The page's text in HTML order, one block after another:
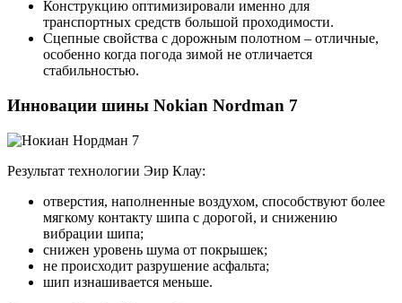
Конструкцию оптимизировали именно для
транспортных средств большой проходимости.
Сцепные свойства с дорожным полотном – отличные,
особенно когда погода зимой не отличается
стабильностью.
Инновации шины Nokian Nordman 7
Результат технологии Эир Клау:
отверстия, наполненные воздухом, способствуют более
мягкому контакту шипа с дорогой, и снижению
вибрации шипа;
снижен уровень шума от покрышек;
не происходит разрушение асфальта;
шип изнашивается меньше.